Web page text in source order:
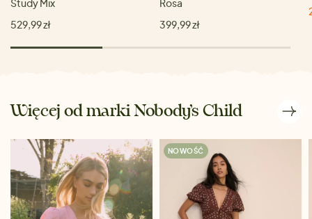
Study Mix
529,99 zł
Rosa
399,99 zł
Więcej od marki Nobody’s Child
NOWOŚĆ